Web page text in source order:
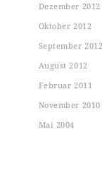
Dezember 2012
Oktober 2012
September
August 2012
Februar 2011
November 2010
Mai 2004